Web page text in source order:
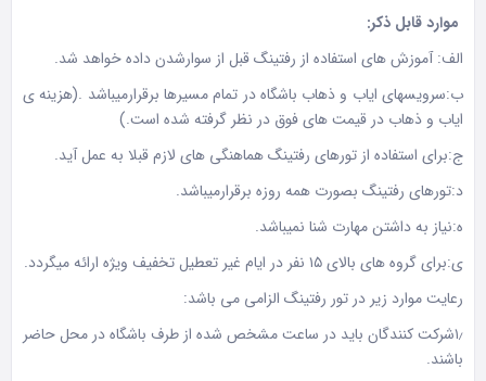
موارد قابل ذکر:
الف: آموزش های استفاده از رفتینگ قبل از سوارشدن داده خواهد شد.
ب:سرویسهای ایاب و ذهاب باشگاه در تمام مسیرها برقرارمیباشد .(هزینه ی
ایاب و ذهاب در قیمت های فوق در نظر گرفته شده است.)
ج:برای استفاده از تورهای رفتینگ هماهنگی های لازم قبلا به عمل آید.
د:تورهای رفتینگ بصورت همه روزه برقرارمیباشد.
ه:نیاز به داشتن مهارت شنا نمیباشد.
ی:برای گروه های بالای ۱۵ نفر در ایام غیر تعطیل تخفیف ویژه ارائه میگردد.
رعایت موارد زیر در تور رفتینگ الزامی می باشد:
۱٫شرکت کنندگان باید در ساعت مشخص شده از طرف باشگاه در محل حاضر
باشند.